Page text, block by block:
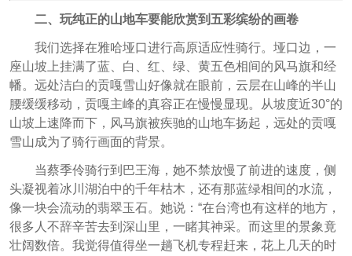
二、玩纯正的山地车要能欣赏到五彩缤纷的画卷
我们选择在雅哈垭口进行高原适应性骑行。垭口边，一
座山坡上挂满了蓝、白、红、绿、黄五色相间的风马旗和经
幡。远处洁白的贡嘎雪山好像就在眼前，云层在山峰的半山
腰缓缓移动，贡嘎主峰的真容正在慢慢显现。从坡度近30°的
山坡上速降而下，风马旗被疾驰的山地车扬起，远处的贡嘎
雪山成为了骑行画面的背景。
当蔡季伶骑行到巴王海，她不禁放慢了前进的速度，侧
头凝视着冰川湖泊中的千年枯木，还有那蓝绿相间的水流，
像一块会流动的翡翠玉石。她说：“在台湾也有这样的地方，
很多人不辞辛苦去到深山里，一睹其神采。而这里的景象竟
壮阔数倍。我觉得值得坐一趟飞机专程赶来，花上几天的时